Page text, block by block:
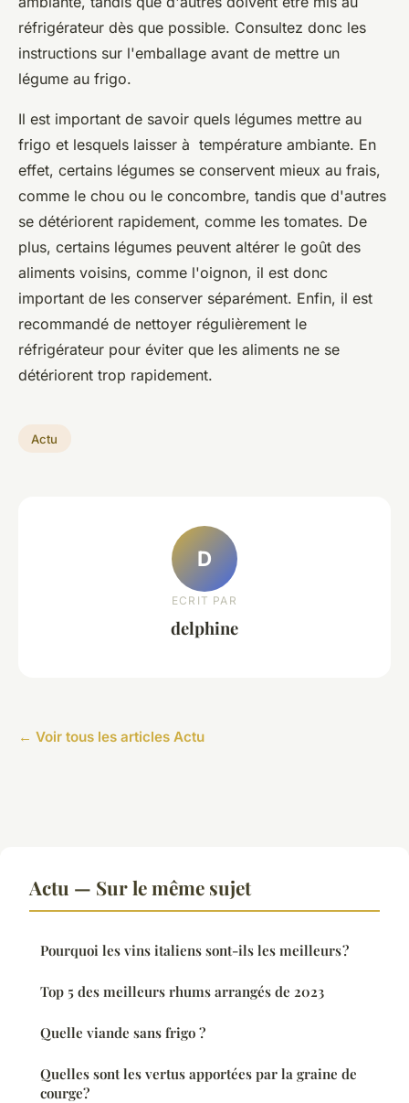
réfrigérateur dès que possible. Consultez donc les
instructions sur l'emballage avant de mettre un
légume au frigo.
Il est important de savoir quels légumes mettre au
frigo et lesquels laisser à température ambiante. En
effet, certains légumes se conservent mieux au frais,
comme le chou ou le concombre, tandis que d'autres
se détériorent rapidement, comme les tomates. De
plus, certains légumes peuvent altérer le goût des
aliments voisins, comme l'oignon, il est donc
important de les conserver séparément. Enfin, il est
recommandé de nettoyer régulièrement le
réfrigérateur pour éviter que les aliments ne se
détériorent trop rapidement.
Actu
D
ECRIT PAR
delphine
← Voir tous les articles Actu
Actu — Sur le même sujet
Pourquoi les vins italiens sont-ils les meilleurs ?
Top 5 des meilleurs rhums arrangés de 2023
Quelle viande sans frigo ?
Quelles sont les vertus apportées par la graine de
courge?